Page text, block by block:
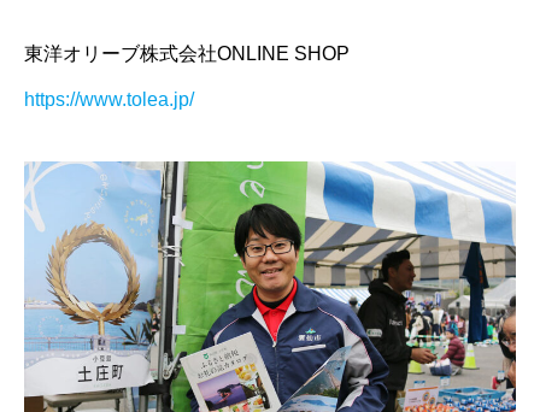
東洋オリーブ株式会社ONLINE SHOP
https://www.tolea.jp/